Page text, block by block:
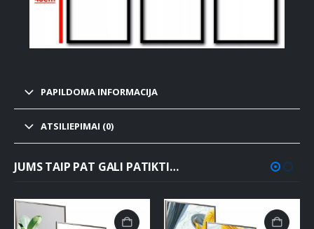
PAPILDOMA INFORMACIJA
ATSILIEPIMAI (0)
JUMS TAIP PAT GALI PATIKTI…